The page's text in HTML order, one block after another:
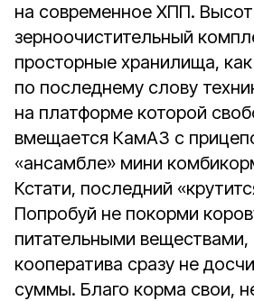
на современное ХПП.
зерноочистительный
просторные хранилища, как
по последнему слову
на платформе которой
вмещается КамАЗ с
«ансамбле» мини
Кстати, последний
Попробуй не покорми
питательными веществами,
кооператива сразу не
суммы. Благо корма свои,